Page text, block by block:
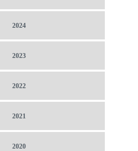
2024
2023
2022
2021
2020